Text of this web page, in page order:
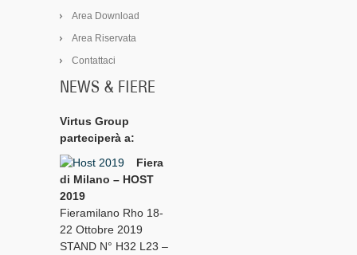
Area Download
Area Riservata
Contattaci
NEWS & FIERE
Virtus Group
parteciperà a:
Fiera
di Milano – HOST
2019
Fieramilano Rho 18-
22 Ottobre 2019
STAND N° H32 L23 –